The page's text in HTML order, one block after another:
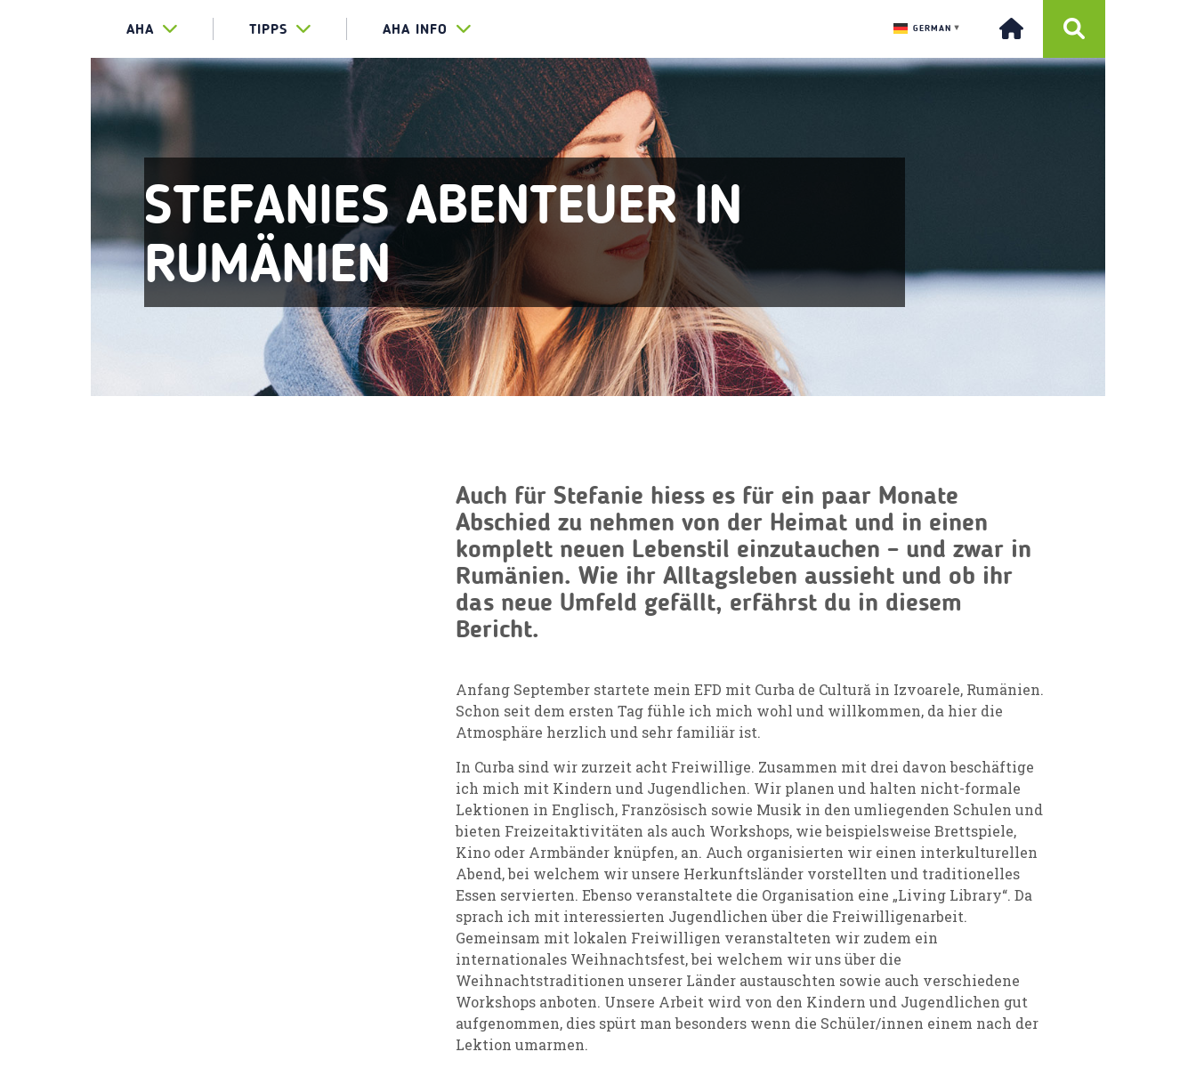
AHA TIPPS AHA INFO GERMAN ▼
STEFANIES ABENTEUER IN
RUMÄNIEN
Auch für Stefanie hiess es für ein paar Monate
Abschied zu nehmen von der Heimat und in einen
komplett neuen Lebenstil einzutauchen – und zwar in
Rumänien. Wie ihr Alltagsleben aussieht und ob ihr
das neue Umfeld gefällt, erfährst du in diesem
Bericht.
Anfang September startete mein EFD mit Curba de Cultură in Izvoarele, Rumänien.
Schon seit dem ersten Tag fühle ich mich wohl und willkommen, da hier die
Atmosphäre herzlich und sehr familiär ist.
In Curba sind wir zurzeit acht Freiwillige. Zusammen mit drei davon beschäftige
ich mich mit Kindern und Jugendlichen. Wir planen und halten nicht-formale
Lektionen in Englisch, Französisch sowie Musik in den umliegenden Schulen und
bieten Freizeitaktivitäten als auch Workshops, wie beispielsweise Brettspiele,
Kino oder Armbänder knüpfen, an. Auch organisierten wir einen interkulturellen
Abend, bei welchem wir unsere Herkunftsländer vorstellten und traditionelles
Essen servierten. Ebenso veranstaltete die Organisation eine „Living Library“. Da
sprach ich mit interessierten Jugendlichen über die Freiwilligenarbeit.
Gemeinsam mit lokalen Freiwilligen veranstalteten wir zudem ein
internationales Weihnachtsfest, bei welchem wir uns über die
Weihnachtstraditionen unserer Länder austauschten sowie auch verschiedene
Workshops anboten. Unsere Arbeit wird von den Kindern und Jugendlichen gut
aufgenommen, dies spürt man besonders wenn die Schüler/innen einem nach der
Lektion umarmen.